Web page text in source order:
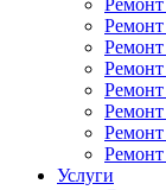
Ремонт
Ремонт
Ремонт
Услуги